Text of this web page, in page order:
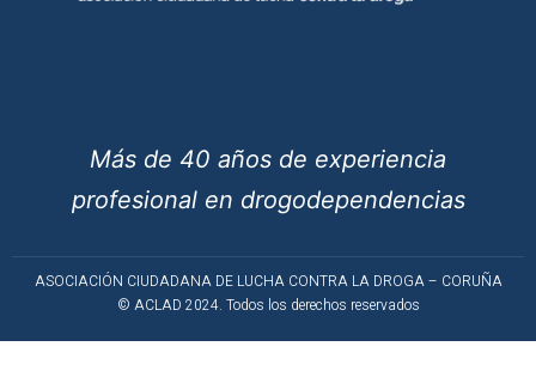
Más de 40 años de experiencia
profesional en drogodependencias
ASOCIACIÓN CIUDADANA DE LUCHA CONTRA LA DROGA – CORUÑA
© ACLAD 2024. Todos los derechos reservados